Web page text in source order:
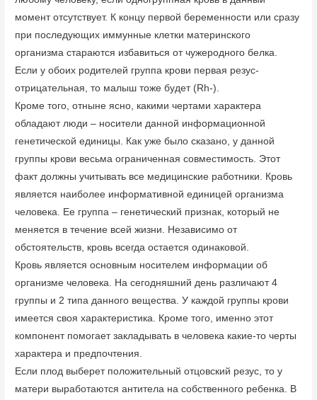
момент отсутствует. К концу первой беременности или сразу
при последующих иммунные клетки материнского
организма стараются избавиться от чужеродного белка.
Если у обоих родителей группа крови первая резус-
отрицательная, то малыш тоже будет (Rh-).
Кроме того, отныне ясно, какими чертами характера
обладают люди – носители данной информационной
генетической единицы. Как уже было сказано, у данной
группы крови весьма ограниченная совместимость. Этот
факт должны учитывать все медицинские работники. Кровь
является наиболее информативной единицей организма
человека. Ее группа – генетический признак, который не
меняется в течение всей жизни. Независимо от
обстоятельств, кровь всегда остается одинаковой.
Кровь является основным носителем информации об
организме человека. На сегодняшний день различают 4
группы и 2 типа данного вещества. У каждой группы крови
имеется своя характеристика. Кроме того, именно этот
компонент помогает закладывать в человека какие-то черты
характера и предпочтения.
Если плод выберет положительный отцовский резус, то у
матери выработаются антитела на собственного ребенка. В